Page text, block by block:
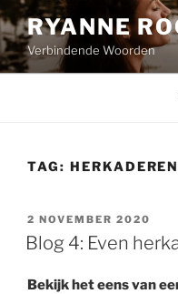
Naar
de
inhoud
springen
RYANNE
Verbindende Woorden
TAG: HERKADEREN
GEPLAATST
OP
2 NOVEMBER 2020
Blog 4: Even
Bekijk het eens van